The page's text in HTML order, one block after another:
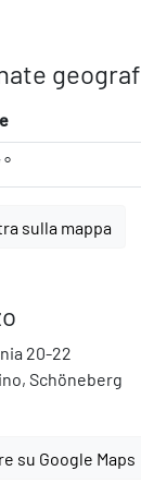
sulla mappa
20-22
Schöneberg
su Google Maps